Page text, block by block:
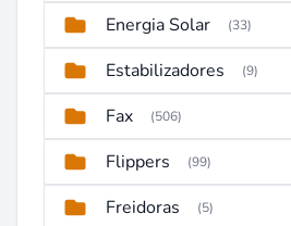
Energia Solar (33)
Estabilizadores (9)
Fax (506)
Flippers (99)
Freidoras (5)